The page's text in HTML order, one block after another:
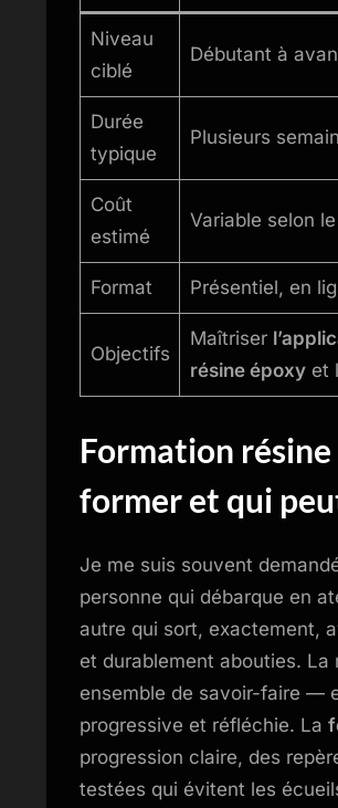
Niveau
ciblé
Débutant à
Durée
typique
Plusieurs
Coût
estimé
Variable selon
Format Présentiel, en
Objectifs
Maîtriser
résine époxyet
Formation
former et qui
Je me suis souvent
personne qui débarque en
autre qui sort, exactement,
et durablement abouties. La
ensemble de savoir-faire —
progressive et réfléchie. La
progression claire, des
testées qui évitent les